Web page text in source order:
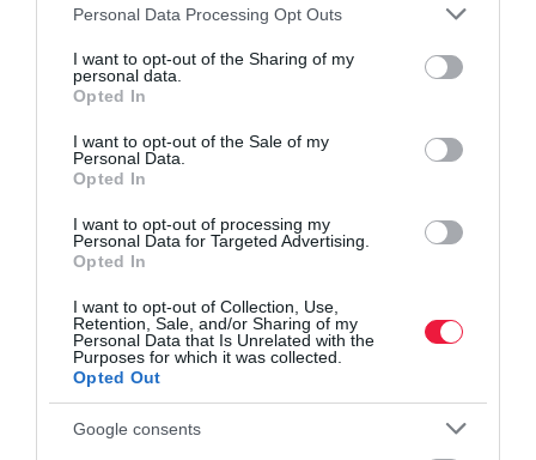
Please note that this website/app uses one or more Google
not limited to your visit or usage behaviour. You may click to
grant or deny consent to Google and its third-party tags to
use your data for below specified purposes in below Google
consent section.
Personal Data Processing Opt Outs
I want to opt-out of the Sharing of my
personal data.
Opted In
I want to opt-out of the Sale of my
Personal Data.
Opted In
I want to opt-out of processing my
Personal Data for Targeted Advertising.
Opted In
I want to opt-out of Collection, Use,
Retention, Sale, and/or Sharing of my
Personal Data that Is Unrelated with the
Purposes for which it was collected.
Opted Out
Google consents